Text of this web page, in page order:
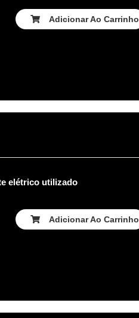
Adicionar Ao Carrinho
elétrico utilizado
Adicionar Ao Carrinho